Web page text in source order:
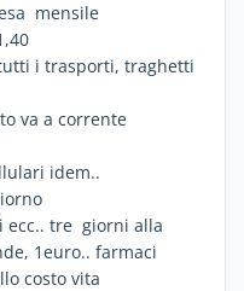
mensile
i trasporti, traghetti
va a corrente
idem..
ecc.. tre giorni alla
1euro.. farmaci
costo vita